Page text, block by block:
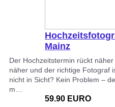
Mainz
Der Hochzeitstermin rückt näher
näher und der richtige Fotograf
nicht in Sicht? Kein Problem –
m…
59.90 EURO